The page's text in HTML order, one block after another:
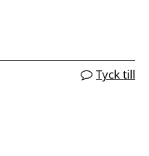
Tyck till